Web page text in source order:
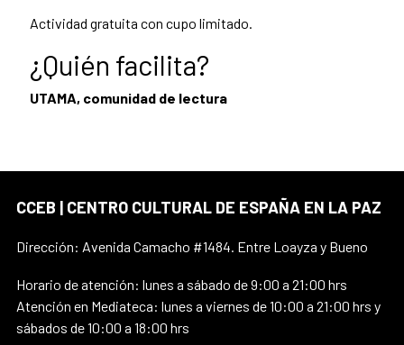
Actividad gratuita con cupo limitado.
¿Quién facilita?
UTAMA, comunidad de lectura
CCEB | CENTRO CULTURAL DE ESPAÑA EN LA PAZ
Dirección: Avenida Camacho #1484. Entre Loayza y Bueno
Horario de atención: lunes a sábado de 9:00 a 21:00 hrs
Atención en Mediateca: lunes a viernes de 10:00 a 21:00 hrs y
sábados de 10:00 a 18:00 hrs